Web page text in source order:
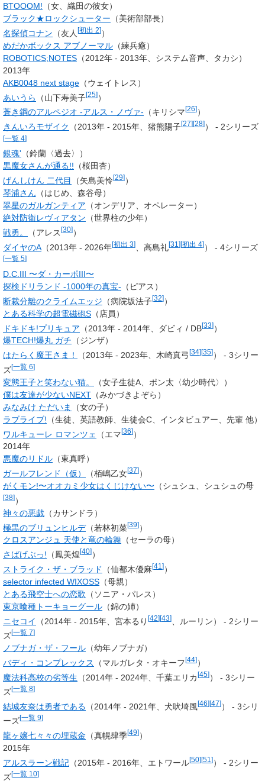
BTOOOM! （女、織田の彼女）
ブラック★ロックシューター （美術部部長）
名探偵コナン （友人 [初出 2] ）
めだかボックス アブノーマル （練兵癒）
ROBOTICS;NOTES （2012年 - 2013年、システム音声、タカシ）
2013年
AKB0048 next stage （ウェイトレス）
あいうら
（山下寿美子[25]）
蒼き鋼のアルペジオ -アルス・ノヴァ- （キリシマ[26] ）
きんいろモザイク
（2013年 - 2015年、 猪熊陽子[27][28]） - 2シリーズ
[一覧 4]
銀魂' （鈴蘭〈過去〉）
黒魔女さんが通る!! （桜田杏）
げんしけん 二代目
（矢島美怜[29] ）
琴浦さん （はじめ、森谷母）
翠星のガルガンティア （オンデリア、オペレーター）
絶対防衛レヴィアタン （世界柱の少年）
戦勇。
（アレス[30]）
ダイヤのA （2013年 - 2026年[初出 3] 、高島礼[31 ][初出 4]） - 4シリーズ
[一覧 5]
D.C.III 〜ダ・カーポIII〜
探検ドリランド -1000年の真宝- （ピアス）
断裁分離のクライムエッジ （病院坂法子[32]）
とある科学の超電磁砲S （店員）
ドキドキ!プリキュア （2013年 - 2014年、 ダビィ / DB[33]）
爆TECH!爆丸 ガチ （ジンザ）
はたらく魔王さま！
（2013年 - 2023年、木崎真弓 [34][35] ） - 3シリー
ズ[一覧 6]
変態王子と笑わない猫。
（女子生徒A、ポン太〈幼少時代〉）
僕は友達が少ないNEXT （みかづきよぞら）
みなみけ ただいま
（女の子）
ラブライブ! （生徒、英語教師、生徒会C、インタビュアー、先輩 他）
ワルキューレ ロマンツェ
（エマ[36]）
2014年
悪魔のリドル （東真呼）
ガールフレンド（仮）
（栢嶋乙女[37] ）
がくモン!〜オオカミ少女はくじけない〜 （シュシュ シュシュの母
[38]）
神々の悪戯 （カサンドラ）
極黒のブリュンヒルデ（若林初菜[39]）
クロスアンジュ 天使と竜の輪舞 （セーラの母）
さばげぶっ! （鳳美煌[40] ）
ストライク・ザ・ブラッド
（仙都木優麻[41 ]）
selector infected WIXOSS （母親）
とある飛空士への恋歌 （ソニア・パレス）
東京喰種トーキョーグール （錦の姉）
ニセコイ
（2014年 - 2015年、 宮本るり [42][43]
、ルーリン） - 2シリー
ズ[一覧 7]
ノブナガ・ザ・フール （幼年ノブナガ）
バディ・コンプレックス
（マルガレタ・オキーフ[44]）
魔法科高校の劣等生 （2014年 - 2024年、 千葉エリカ[45]） - 3シリー
ズ[一覧 8]
結城友奈は勇者である （2014年 - 2021年、 犬吠埼風[46][47]） - 3シリ
ーズ[一覧 9]
龍ヶ嬢七々々の埋蔵金 （真幌肆季[49] ）
2015年
アルスラーン戦記 （2015年 - 2016年、 エトワール[50][51 ]） - 2シリー
ズ[一覧 10]